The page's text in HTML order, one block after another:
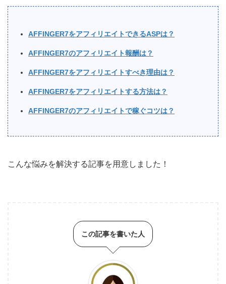
AFFINGER7をアフィリエイトできるASPは？
AFFINGER7のアフィリエイト報酬は？
AFFINGER7をアフィリエイトすべき理由は？
AFFINGER7をアフィリエイトする方法は？
AFFINGER7のアフィリエイトで稼ぐコツは？
こんな悩みを解決する記事を用意しました！
この記事を書いた人